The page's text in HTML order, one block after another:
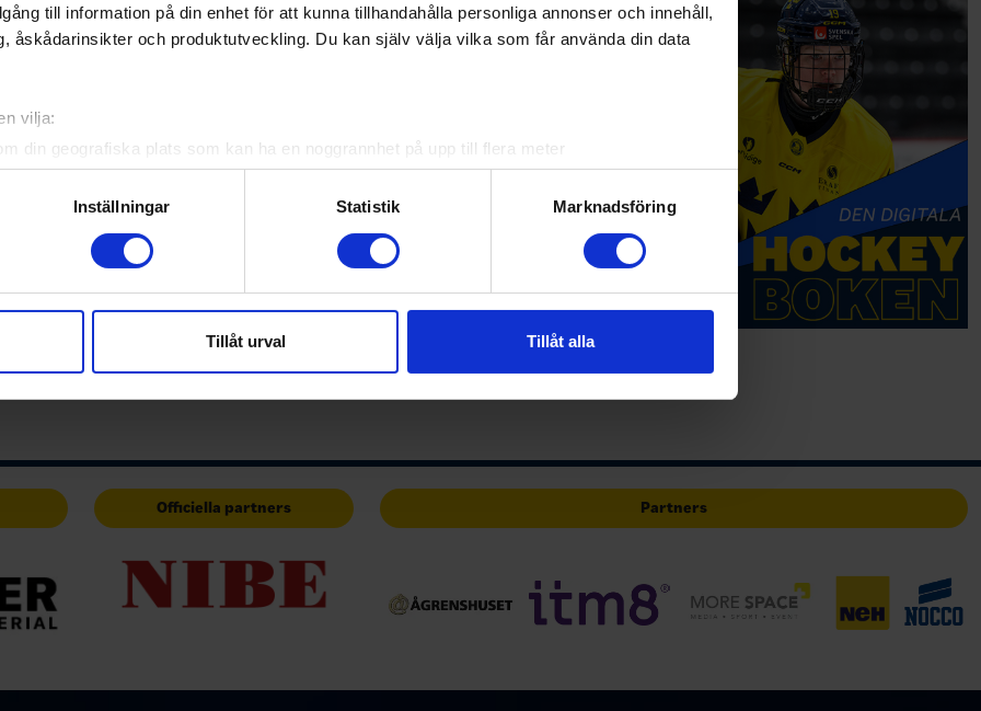
till information på din enhet för att kunna tillhandahålla personliga annonser och innehåll,
åskådarinsikter och produktutveckling. Du kan själv välja vilka som får använda din data
vilja:
din geografiska plats som kan ha en noggrannhet på upp till flera meter
att aktivt skanna den för specifika kännetecken (fingeravtryck)
uppgifter behandlas och ställ in dina preferenser i
detaljsektionen. Du kan ändra
när som helst från cookie-förklaringen.
trafik. Vi vidarebefordrar även sådana identifierare och annan information från din enhet
och analysföretag som vi samarbetar med. Dessa kan i sin tur kombinera informationen
Inställningar Statistik Marknadsföring
Tillåt urval Tillåt alla
Officiella partners Partners